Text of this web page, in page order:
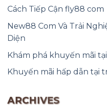
Cách Tiếp Cận fly88 com
New88 Com Và Trải
Diện
Khám phá khuyến mãi
Khuyến mãi hấp dẫn tại
ARCHIVES